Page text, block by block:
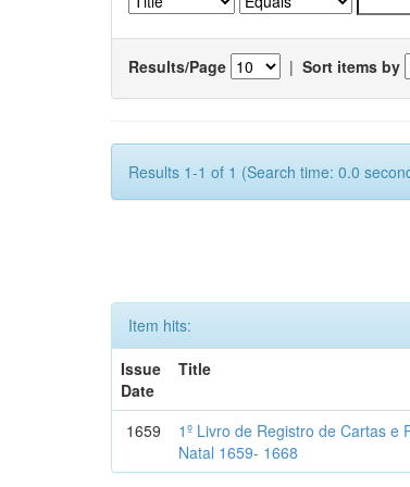
Results/Page | Sort items by
Results 1-1 of 1 (Search time: 0.0
Item hits:
Issue
Date
Title
1659
1º Livro de Registro de Cartas e
Natal 1659- 1668